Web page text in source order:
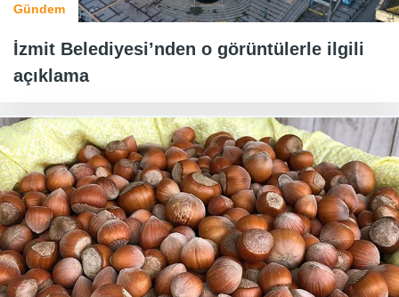
Gündem
İzmit Belediyesi’nden o görüntülerle ilgili
açıklama